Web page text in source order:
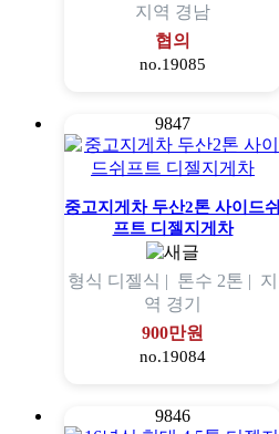
지역 경남
협의
no.19085
9847
중고지게차 두산2톤 사이드쉬
프트 디젤지게차
형식 디젤식 | 톤수 2톤 | 지
역 경기
900만원
no.19084
9846